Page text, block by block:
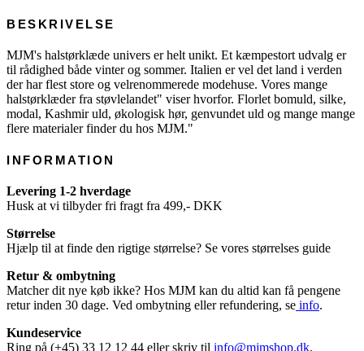
BESKRIVELSE
MJM's halstørklæde univers er helt unikt. Et kæmpestort udvalg er
til rådighed både vinter og sommer. Italien er vel det land i verden
der har flest store og velrenommerede modehuse. Vores mange
halstørklæder fra støvlelandet" viser hvorfor. Florlet bomuld, silke,
modal, Kashmir uld, økologisk hør, genvundet uld og mange mange
flere materialer finder du hos MJM."
INFORMATION
Levering 1-2 hverdage
Husk at vi tilbyder fri fragt fra 499,- DKK
Størrelse
Hjælp til at finde den rigtige størrelse? Se vores størrelses guide
Retur & ombytning
Matcher dit nye køb ikke? Hos MJM kan du altid kan få pengene
retur inden 30 dage. Ved ombytning eller refundering, se info.
Kundeservice
Ring på (+45) 33 12 12 44 eller skriv til info@mjmshop.dk.